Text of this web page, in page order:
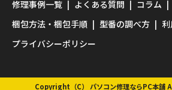
修理事例一覧
よくある質問 コラム
梱包方法・梱包手順
型番の調べ方
プライバシーポリシー
Copyright（C） パソコン修理ならPC本